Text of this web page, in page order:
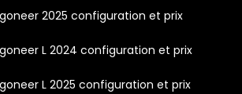
2025 configuration et prix
L 2024 configuration et prix
L 2025 configuration et prix